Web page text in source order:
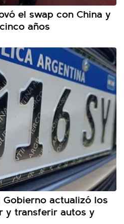
el swap con China y
años
Gobierno actualizó los
y transferir autos y